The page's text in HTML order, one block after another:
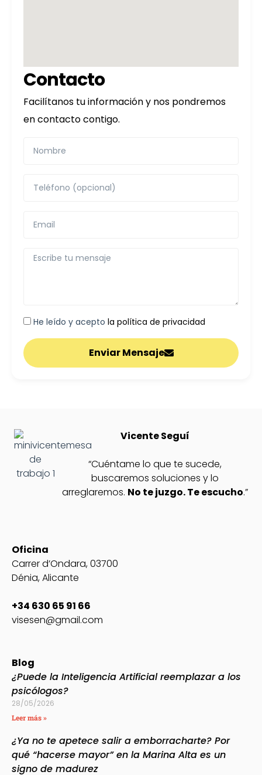
Contacto
Facilítanos tu información y nos pondremos
en contacto contigo.
He leído y acepto la política de privacidad
Enviar Mensaje
Vicente Seguí
“Cuéntame lo que te sucede,
buscaremos soluciones y lo
arreglaremos. No te juzgo. Te escucho.”
Oficina
Carrer d’Ondara, 03700
Dénia, Alicante
+34 630 65 91 66
visesen@gmail.com
Blog
¿Puede la Inteligencia Artificial reemplazar a los
psicólogos?
28/05/2026
Leer más »
¿Ya no te apetece salir a emborracharte? Por
qué “hacerse mayor” en la Marina Alta es un
signo de madurez